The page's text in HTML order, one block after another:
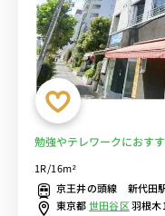
勉強やテレワークにおす
駒場東大前へ乗換なし■
1R/16m²
京王井の頭線 新代田
東京都世田谷区羽根木